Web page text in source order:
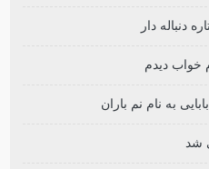
دنباله دار
خواب دیدم
به نام نم باران
شد